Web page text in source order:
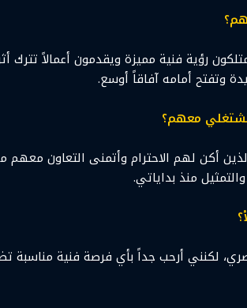
رؤية فنية مميزة ويقدمون أعمالاً تترك
وتفتح أمامه آفاقاً أوسع.
تشتغلي معهم؟
الذين أكن لهم الاحترام وأتمنى التعاون
منذ بداياتي.
لكنني أرحب جداً بأي فرصة فنية مناسبة